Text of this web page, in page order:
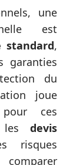
une
est
standard,
garanties
du
joue
ces
les devis
risques